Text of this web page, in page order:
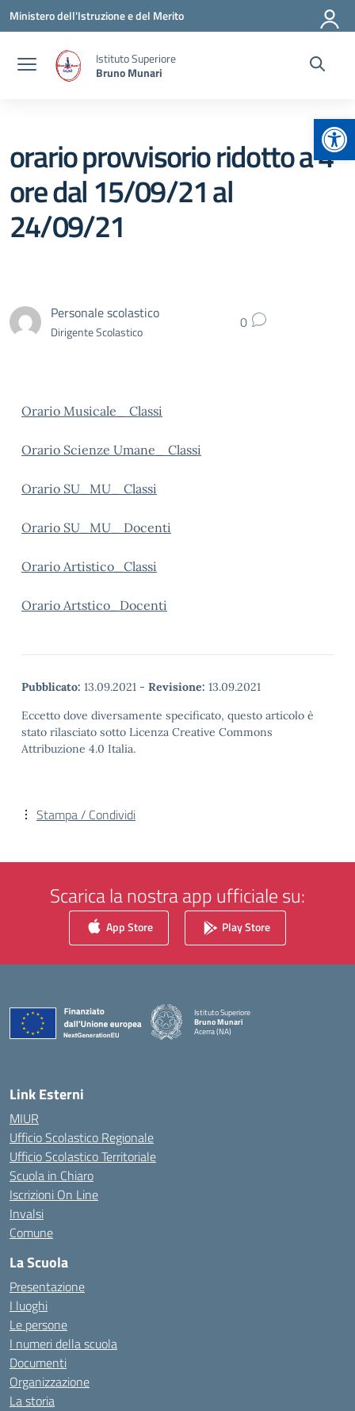
Vai ai contenuti
Vai al menu di navigazione
Vai al footer
Ministero dell'Istruzione e del Merito
Istituto Superiore
Bruno Munari
orario provvisorio ridotto a 4
ore dal 15/09/21 al
24/09/21
Personale scolastico
Dirigente Scolastico 0
Orario Musicale_ Classi
Orario Scienze Umane_ Classi
Orario SU_MU_ Classi
Orario SU_MU_ Docenti
Orario Artistico_Classi
Orario Artstico_Docenti
Pubblicato: 13.09.2021 - Revisione: 13.09.2021
Eccetto dove diversamente specificato, questo articolo è
stato rilasciato sotto Licenza Creative Commons
Attribuzione 4.0 Italia.
Stampa / Condividi
Scarica la nostra app ufficiale su:
App Store Play Store
Istituto Superiore
Bruno Munari
Acerra (NA)
Link Esterni
MIUR
Ufficio Scolastico Regionale
Ufficio Scolastico Territoriale
Scuola in Chiaro
Iscrizioni On Line
Invalsi
Comune
La Scuola
Presentazione
I luoghi
Le persone
I numeri della scuola
Documenti
Organizzazione
La storia